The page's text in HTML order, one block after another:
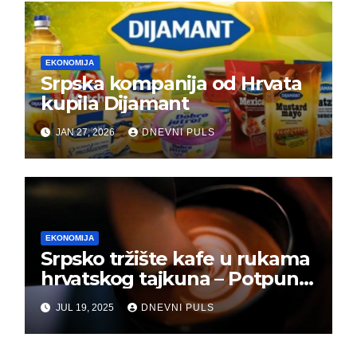
EKONOMIJA
Srpska kompanija od Hrvata
kupila Dijamant
JAN 27, 2026 DNEVNI PULS
EKONOMIJA
Srpsko tržište kafe u rukama
hrvatskog tajkuna – Potpuna
kontrola!
JUL 19, 2025 DNEVNI PULS